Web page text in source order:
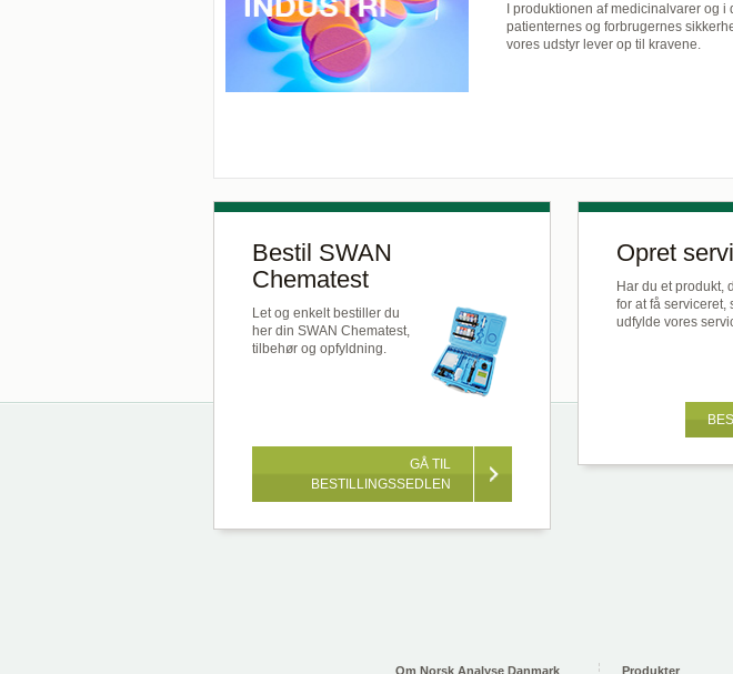
I produktionen af medicinalvarer og
patienternes og forbrugernes
vores udstyr lever op til kravene.
Bestil SWAN
Chematest
Let og enkelt bestiller du
her din SWAN Chematest,
tilbehør og opfyldning.
GÅ TIL
BESTILLINGSSEDLEN
Opret
Har du et produkt,
for at få serviceret,
udfylde vores
Om Norsk Analyse Danmark Produkter